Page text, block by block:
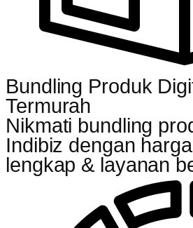
Bundling Produk
Termurah
Nikmati bundling
Indibiz dengan
lengkap & layanan